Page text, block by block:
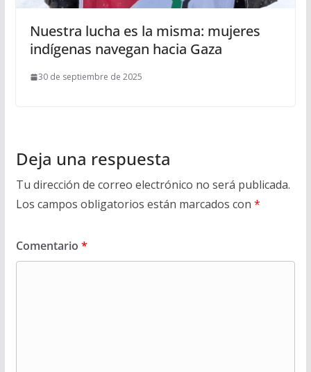
Nuestra lucha es la misma: mujeres
indígenas navegan hacia Gaza
30 de septiembre de 2025
Deja una respuesta
Tu dirección de correo electrónico no será publicada.
Los campos obligatorios están marcados con *
Comentario *